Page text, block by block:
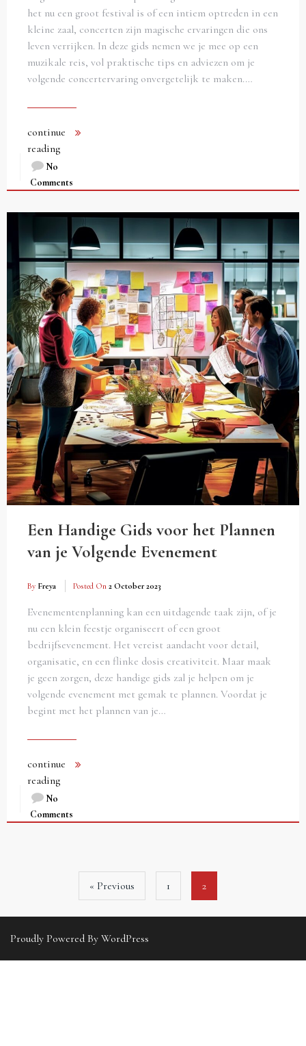
het nu een groot festival is of een intiem optreden in een
kleine zaal, concerten zijn magische ervaringen die ons
leven verrijken. In deze gids nemen we je mee op een
muzikale reis, vol praktische tips en adviezen om je
volgende concertervaring onvergetelijk te maken.…
continue
reading
No
Comments
Een Handige Gids voor het Plannen
van je Volgende Evenement
By Freya Posted On 2 October 2023
Evenementenplanning kan een uitdagende taak zijn, of je
nu een klein feestje organiseert of een groot
bedrijfsevenement. Het vereist aandacht voor detail,
organisatie, en een flinke dosis creativiteit. Maar maak
je geen zorgen, deze handige gids zal je helpen om je
volgende evenement met gemak te plannen. Voordat je
begint met het plannen van je…
continue
reading
No
Comments
« Previous 1 2
Proudly Powered By WordPress